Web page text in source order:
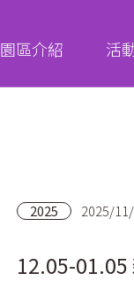
園區介紹 活
2025 2025/
12.05-